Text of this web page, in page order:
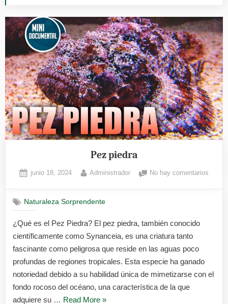
Pez piedra
Posted
junio 18, 2024 By
Administrador No hay comentariosen
Naturaleza Sorprendente
¿Qué es el Pez Piedra? El pez piedra, también conocido
científicamente como Synanceia, es una criatura tanto
fascinante como peligrosa que reside en las aguas poco
profundas de regiones tropicales. Esta especie ha ganado
notoriedad debido a su habilidad única de mimetizarse con el
fondo rocoso del océano, una característica de la que
adquiere su … Read More«Pez
»